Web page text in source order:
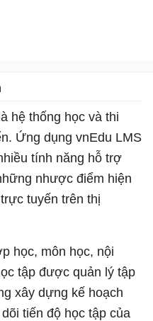
hệ thống học và thi
Ứng dụng vnEdu LMS
tính năng hỗ trợ
nhược điểm hiện
tuyến trên thị
học, môn học, nội
tập được quản lý tập
xây dựng kế hoạch
tiến độ học tập của